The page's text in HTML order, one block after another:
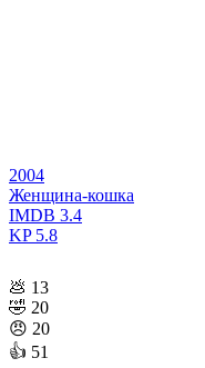
2004
Женщина-кошка
IMDB 3.4
KP5.8
💩 13
🤣 20
😠 20
👍 51